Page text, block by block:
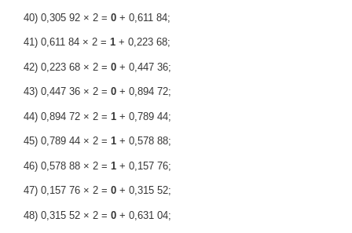
40) 0,305 92 × 2 = 0+ 0,611 84;
41) 0,611 84 × 2 = 1+ 0,223 68;
42) 0,223 68 × 2 = 0+ 0,447 36;
43) 0,447 36 × 2 = 0+ 0,894 72;
44) 0,894 72 × 2 = 1+ 0,789 44;
45) 0,789 44 × 2 = 1+ 0,578 88;
46) 0,578 88 × 2 = 1+ 0,157 76;
47) 0,157 76 × 2 = 0+ 0,315 52;
48) 0,315 52 × 2 = 0+ 0,631 04;